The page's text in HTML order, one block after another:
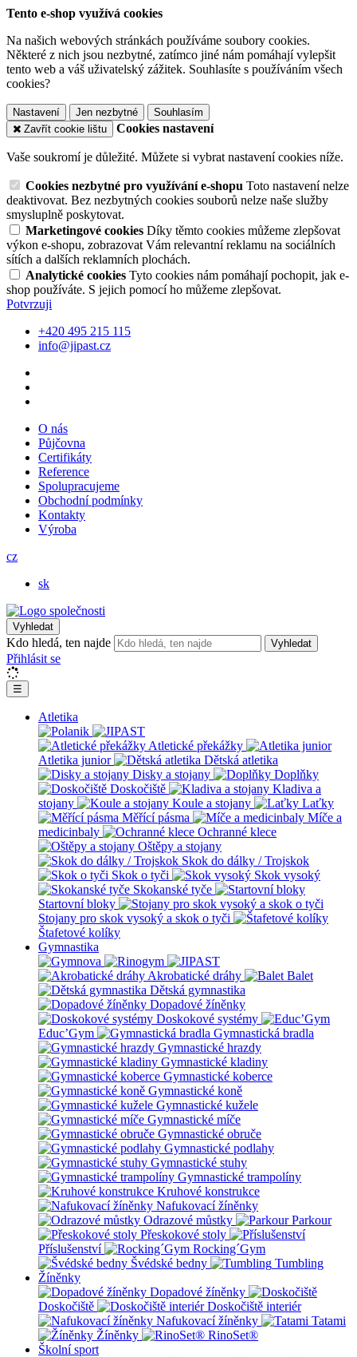
Tento e-shop využívá cookies
Na našich webových stránkách používáme soubory cookies.
Některé z nich jsou nezbytné, zatímco jiné nám pomáhají vylepšit
tento web a váš uživatelský zážitek. Souhlasíte s používáním všech
cookies?
Nastavení Jen nezbytné
Souhlasím
Zavřít cookie lištu
Cookies nastavení
Vaše soukromí je důležité. Můžete si vybrat nastavení cookies níže.
Cookies nezbytné pro využívání e-shopu Toto nastavení nelze
deaktivovat. Bez nezbytných cookies souborů nelze naše služby
smysluplně poskytovat.
Marketingové cookies Díky těmto cookies můžeme zlepšovat
výkon e-shopu, zobrazovat Vám relevantní reklamu na sociálních
sítích a dalších reklamních plochách.
Analytické cookies Tyto cookies nám pomáhají pochopit, jak e-
shop používáte. S jejich pomocí ho můžeme zlepšovat.
Potvrzuji
+420 495 215 115
info@jipast.cz
O nás
Půjčovna
Certifikáty
Reference
Spolupracujeme
Obchodní podmínky
Kontakty
Výroba
cz
sk
Vyhledat
Kdo hledá, ten najde Vyhledat
Přihlásit se
☰
Atletika
Atletické překážky
Atletika junior
Dětská atletika
Disky a stojany
Doplňky
Doskočiště
Kladiva a
stojany
Koule a stojany
Laťky
Měřící pásma
Míče a
medicinbaly
Ochranné klece
Oštěpy a stojany
Skok do dálky / Trojskok
Skok o tyči
Skok vysoký
Skokanské tyče
Startovní bloky
Stojany pro skok vysoký a skok o tyči
Štafetové kolíky
Gymnastika
Akrobatické dráhy
Balet
Dětská gymnastika
Dopadové žíněnky
Doskokové systémy
Educ’Gym
Gymnastická bradla
Gymnastické hrazdy
Gymnastické kladiny
Gymnastické koberce
Gymnastické koně
Gymnastické kužele
Gymnastické míče
Gymnastické obruče
Gymnastické podlahy
Gymnastické stuhy
Gymnastické trampolíny
Kruhové konstrukce
Nafukovací žíněnky
Odrazové můstky
Parkour
Přeskokové stoly
Příslušenství
Rocking´Gym
Švédské bedny
Tumbling
Žíněnky
Dopadové žíněnky
Doskočiště
Doskočiště interiér
Nafukovací žíněnky
Tatami
Žíněnky
RinoSet®
Školní sport